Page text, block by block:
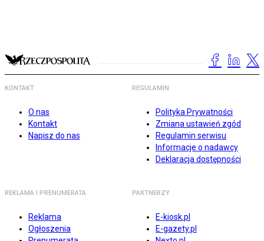
KONTAKT
O nas
Kontakt
Napisz do nas
REGULAMIN
Polityka Prywatności
Zmiana ustawień zgód
Regulamin serwisu
Informacje o nadawcy
Deklaracja dostępności
REKLAMA I PRENUMERATA
Reklama
Ogłoszenia
PARTNERZY
E-kiosk.pl
E-gazety.pl